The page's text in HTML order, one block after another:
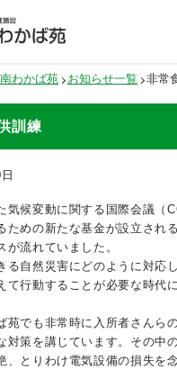
わかば苑 お知らせ一覧 非常
訓練
気候変動に関する国際会議（
ための新たな基金が設立され
が流れていました。
る自然災害にどのように対応
て行動することが必要な時代
苑でも非常時に入所者さんら
対策を講じています。その中
、とりわけ電気設備の損失を